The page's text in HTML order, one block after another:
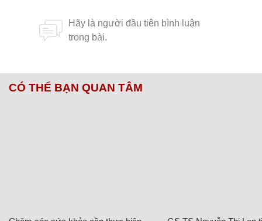
CÓ THỂ BẠN QUAN TÂM